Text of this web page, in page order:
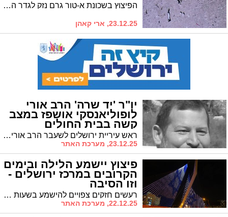
הפיצוץ בשכונת א-טור גרם נזק לגדר המתחם • לאחרונה אותרו שני החשודים
23.12.25, ארי קאהן
יו"ר 'יד שרה' הרב אורי
לופוליאנסקי אושפז במצב
קשה בבית החולים
ראש עיריית ירושלים לשעבר הרב אורי לופוליאנסקי אושפז הערב במחלקה לטיפול נמרץ בהדסה עין כרם עקב סיבוכים ריאתיים. הציבור מתבקש להתפלל לרפואתו
23.12.25, מערכת האתר
פיצוץ יישמע הלילה ובימים
הקרובים במרכז ירושלים -
וזו הסיבה
רעשים חזקים צפויים להישמע בשעות הלילה כחלק מעבודות יזומות באתר בנייה סמוך לגשר המיתרים - אין מדובר באירוע ביטחוני
22.12.25, מערכת האתר